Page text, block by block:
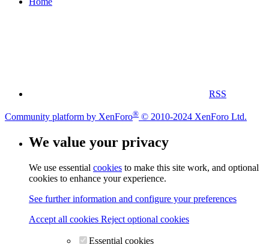
RSS
Community platform by XenForo® © 2010-2024 XenForo Ltd.
We value your privacy
We use essential cookies to make this site work, and optional
cookies to enhance your experience.
See further information and configure your preferences
Accept all cookies Reject optional cookies
Essential cookies